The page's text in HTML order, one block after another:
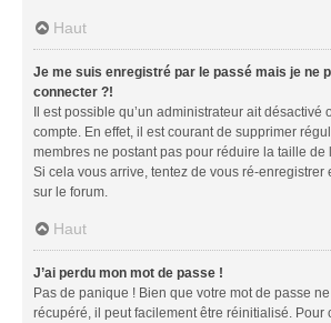
Haut
Je me suis enregistré par le passé mais je ne
connecter ?!
Il est possible qu’un administrateur ait désactivé
compte. En effet, il est courant de supprimer
membres ne postant pas pour réduire la taille de
Si cela vous arrive, tentez de vous ré-enregistrer
sur le forum.
Haut
J’ai perdu mon mot de passe !
Pas de panique ! Bien que votre mot de passe
récupéré, il peut facilement être réinitialisé. Pour